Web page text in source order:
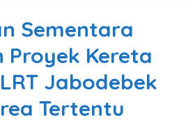
Sementara
Proyek Kereta
Jabodebek
Tertentu